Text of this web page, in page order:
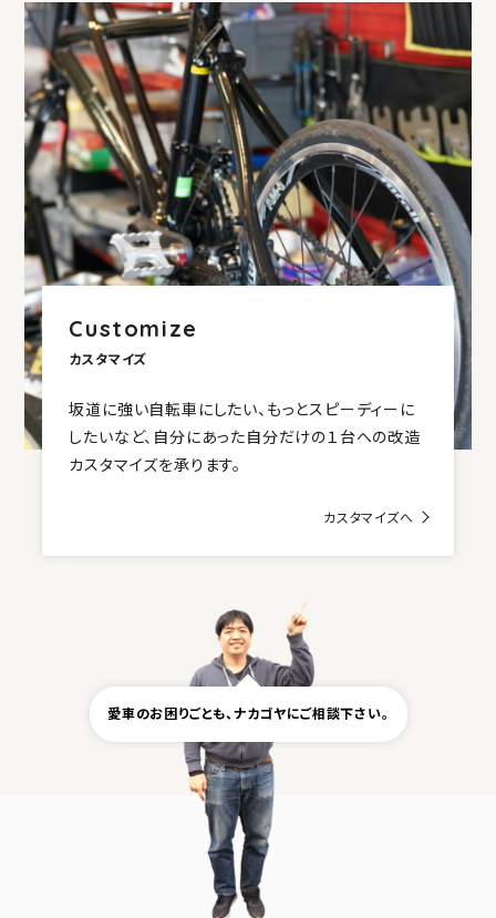
Customize
カスタマイズ
坂道に強い自転車にしたい、もっとスピーディーに
したいなど、自分にあった自分だけの１台への改造
カスタマイズを承ります。
カスタマイズへ
愛車のお困りごとも、ナカゴヤにご相談下さい。